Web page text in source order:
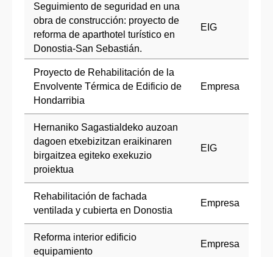
Seguimiento de seguridad en una
obra de construcción: proyecto de
reforma de aparthotel turístico en
Donostia-San Sebastián.
EIG
Proyecto de Rehabilitación de la
Envolvente Térmica de Edificio de
Hondarribia
Empresa
Hernaniko Sagastialdeko auzoan
dagoen etxebizitzan eraikinaren
birgaitzea egiteko exekuzio
proiektua
EIG
Rehabilitación de fachada
ventilada y cubierta en Donostia
Empresa
Reforma interior edificio
equipamiento
Empresa